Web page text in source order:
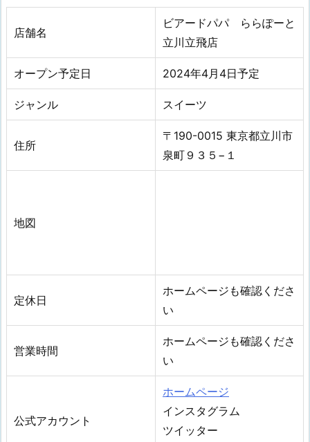
店舗名
ビアードパパ ららぽーと
立川立飛店
オープン予定日 2024年4月 4日予定
ジャンル スイーツ
住所
〒190-0015 東京都立川市
泉町９３５−１
地図
定休日
ホームページも確認くださ
い
営業時間
ホームページも確認くださ
い
公式アカウント
ホームページ
インスタグラム
ツイッター